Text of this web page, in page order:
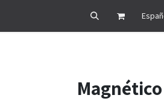
Empleos Contáctenos